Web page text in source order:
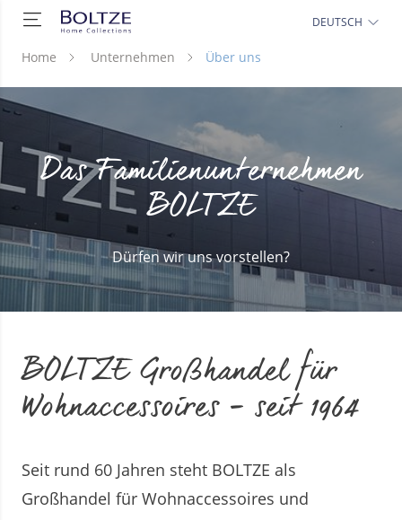
DEUTSCH
Home Unternehmen Über uns
Das Familienunternehmen
BOLTZE
Dürfen wir uns vorstellen?
BOLTZE Großhandel für
Wohnaccessoires – seit 1964
Seit rund 60 Jahren steht BOLTZE als
Großhandel für Wohnaccessoires und